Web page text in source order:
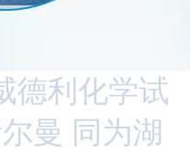
德利化学试
曼 同为湖